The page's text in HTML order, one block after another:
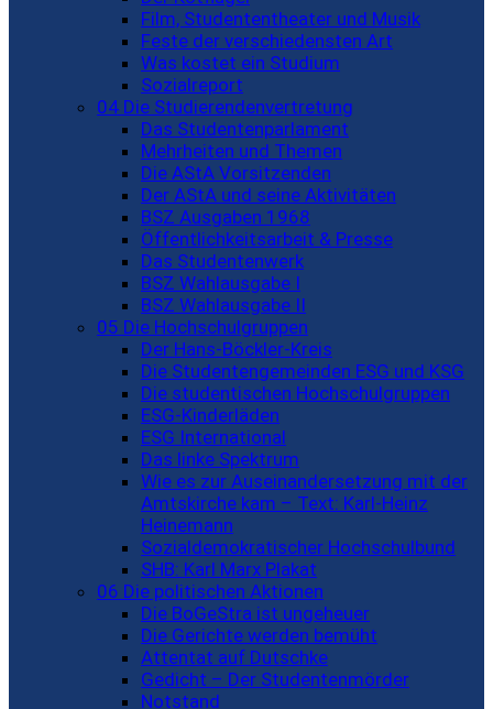
Film, Studententheater und Musik
Feste der verschiedensten Art
Was kostet ein Studium
Sozialreport
04 Die Studierendenvertretung
Das Studentenparlament
Mehrheiten und Themen
Die AStA Vorsitzenden
Der AStA und seine Aktivitäten
BSZ Ausgaben 1968
Öffentlichkeitsarbeit & Presse
Das Studentenwerk
BSZ Wahlausgabe I
BSZ Wahlausgabe II
05 Die Hochschulgruppen
Der Hans-Böckler-Kreis
Die Studentengemeinden ESG und KSG
Die studentischen Hochschulgruppen
ESG-Kinderläden
ESG International
Das linke Spektrum
Wie es zur Auseinandersetzung mit der
Amtskirche kam – Text: Karl-Heinz
Heinemann
Sozialdemokratischer Hochschulbund
SHB: Karl Marx Plakat
06 Die politischen Aktionen
Die BoGeStra ist ungeheuer
Die Gerichte werden bemüht
Attentat auf Dutschke
Gedicht – Der Studentenmörder
Notstand